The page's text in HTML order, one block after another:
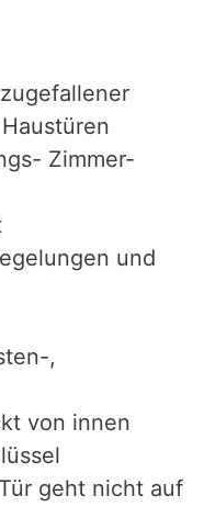
Zimmer-
und
,
von innen
geht nicht auf